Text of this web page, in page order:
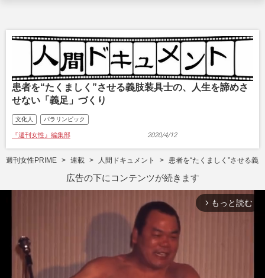
患者を“たくましく”させる義肢装具士の、人生を諦めさ
せない「義足」づくり
文化人 パラリンピック
『週刊女性』編集部 2020/4/12
週刊女性PRIME 連載 人間ドキュメント 患者を“たくましく”させる義
広告の下にコンテンツが続きます
arrow_forward_ios もっと読む